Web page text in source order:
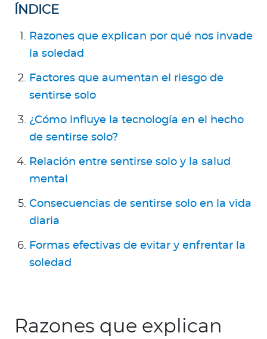
ÍNDICE
Razones que explican por qué nos invade
la soledad
Factores que aumentan el riesgo de
sentirse solo
¿Cómo influye la tecnología en el hecho
de sentirse solo?
Relación entre sentirse solo y la salud
mental
Consecuencias de sentirse solo en la vida
diaria
Formas efectivas de evitar y enfrentar la
soledad
Razones que explican